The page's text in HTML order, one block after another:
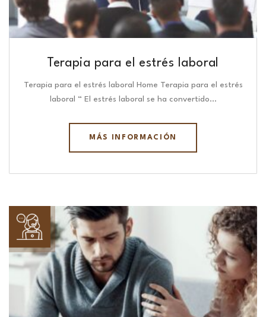
Terapia para el estrés laboral
Terapia para el estrés laboral Home Terapia para el estrés
laboral “ El estrés laboral se ha convertido…
MÁS INFORMACIÓN